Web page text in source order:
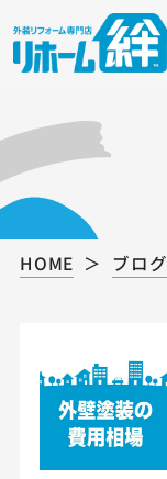
HOME ブログ